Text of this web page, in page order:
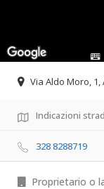
Via Aldo Moro, 1,
Indicazioni
328 8288719
Proprietario o